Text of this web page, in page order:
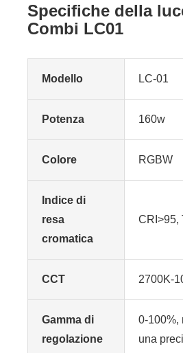
Specifiche della
Combi LC01
Modello LC-01
Potenza 160w
Colore RGBW
Indice di
resa
cromatica
CRI>95,
CCT 2700K-
Gamma di
regolazione
0-100%,
una